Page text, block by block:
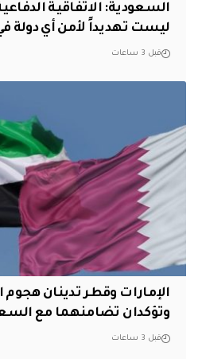
السعودية: الاتفاقية
ليست تهديداً لأمن أي دولة
قبل 3 ساعات
الإمارات وقطر تدينان هجوم
وتؤكدان تضامنهما مع
قبل 3 ساعات